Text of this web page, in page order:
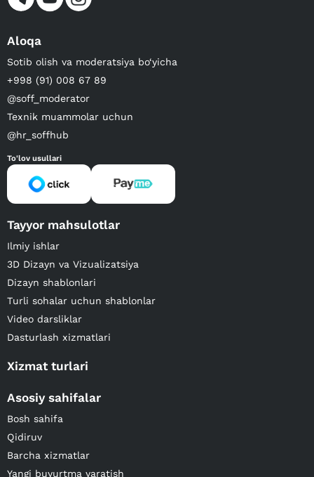
Aloqa
Sotib olish va moderatsiya bo‘yicha
+998 (91) 008 67 89
@soff_moderator
Texnik muammolar uchun
@hr_soffhub
To'lov usullari
Tayyor mahsulotlar
Ilmiy ishlar
3D Dizayn va Vizualizatsiya
Dizayn shablonlari
Turli sohalar uchun shablonlar
Video darsliklar
Dasturlash xizmatlari
Xizmat turlari
Asosiy sahifalar
Bosh sahifa
Qidiruv
Barcha xizmatlar
Yangi buyurtma yaratish